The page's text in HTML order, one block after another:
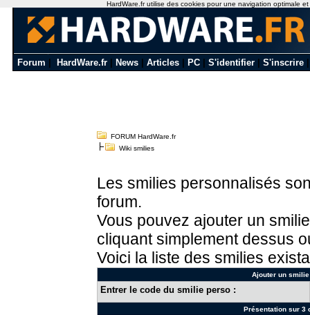
Forum HardWare.fr News Articles PC S'identifier S'inscrire
FORUM HardWare.fr
Wiki smilies
Les smilies personnalisés
forum.
Vous pouvez ajouter un
cliquant simplement dessus
Voici la liste des smilies
Ajouter un
Entrer le code du smilie perso :
Présentation sur 3
HardWare.fr utilise des cookies pour une navigation optimale